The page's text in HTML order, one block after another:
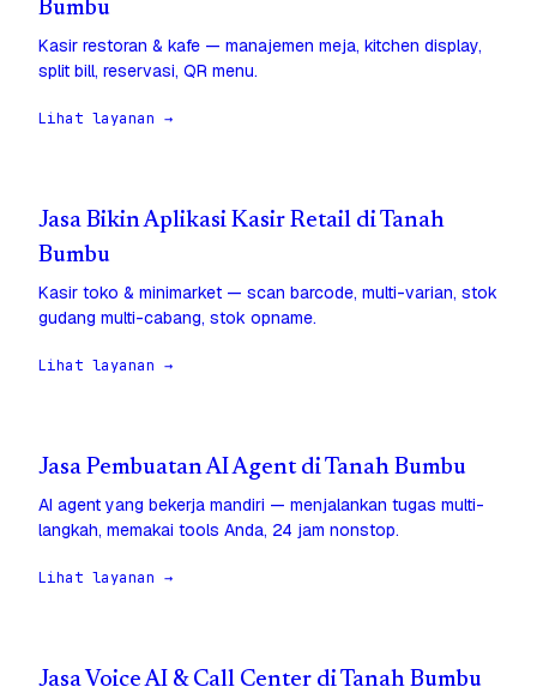
Bumbu
Kasir restoran & kafe — manajemen meja, kitchen display,
split bill, reservasi, QR menu.
Lihat layanan →
Jasa Bikin Aplikasi Kasir Retail di Tanah
Bumbu
Kasir toko & minimarket — scan barcode, multi-varian, stok
gudang multi-cabang, stok opname.
Lihat layanan →
Jasa Pembuatan AI Agent di Tanah Bumbu
AI agent yang bekerja mandiri — menjalankan tugas multi-
langkah, memakai tools Anda, 24 jam nonstop.
Lihat layanan →
Jasa Voice AI & Call Center di Tanah Bumbu